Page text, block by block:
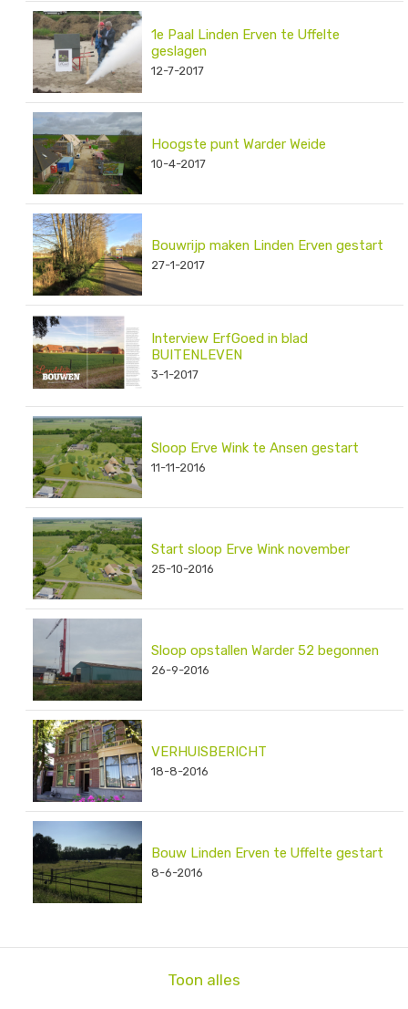
1e Paal Linden Erven te Uffelte
geslagen
12-7-2017
Hoogste punt Warder Weide
10-4-2017
Bouwrijp maken Linden Erven gestart
27-1-2017
Interview ErfGoed in blad
BUITENLEVEN
3-1-2017
Sloop Erve Wink te Ansen gestart
11-11-2016
Start sloop Erve Wink november
25-10-2016
Sloop opstallen Warder 52 begonnen
26-9-2016
VERHUISBERICHT
18-8-2016
Bouw Linden Erven te Uffelte gestart
8-6-2016
Toon alles